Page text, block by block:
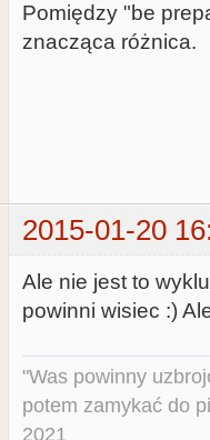
Pomiędzy "be
znacząca różnica.
2015-01-20
Ale nie jest to
powinni wisiec :)
"Was powinny
potem zamykać do
2021